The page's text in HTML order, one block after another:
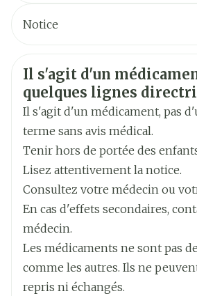
Dépression
Difficultés à dormir
Maux de tête
Bouffées de chaleur
Nausées
un stade avancé, jusqu'à
évidents de progression de la
Après un repas
Largeur 55 mm
Longueur 88 mm
Profondeur 30 mm
Quantité Du
Paquet
100
Ingrédients
Actifs
exémestane
Notice
Allemand
Néerlandais
Informations sur la
Il s'agit d'un
quelques lignes
Il s'agit d'un médicament, pas
terme sans avis médical.
Tenir hors de portée des
Lisez attentivement la notice.
Consultez votre médecin ou
En cas d'effets secondaires,
médecin.
Les médicaments ne sont pas
comme les autres. Ils ne
repris ni échangés.